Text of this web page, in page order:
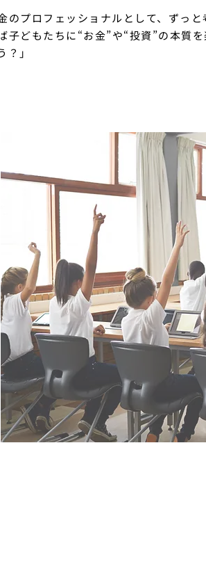
のプロフェッショナルとして、ずっと
子どもたちに“お金”や“投資”の本質
？」